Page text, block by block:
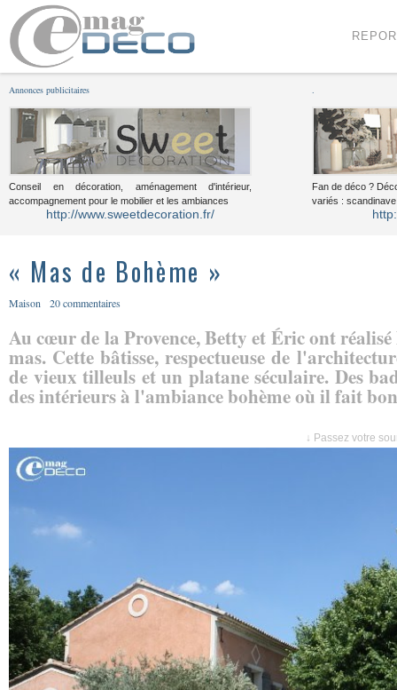
Annonces publicitaires
Conseil en décoration, aménagement d'intérieur,
accompagnement pour le mobilier et les ambiances
http://www.sweetdecoration.fr/
Fan de déco ?
variés :
« Mas de Bohème »
Maison 20 commentaires
Au cœur de la Provence, Betty et Éric ont
mas. Cette bâtisse, respectueuse de
de vieux tilleuls et un platane séculaire. Des
des intérieurs à l'ambiance bohème où il fait
↓ Passez votre